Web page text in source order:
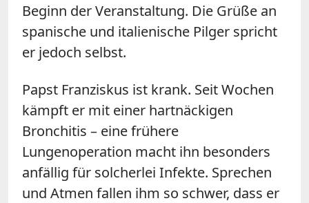
Beginn der Veranstaltung. Die Grüße an
spanische und italienische Pilger spricht
er jedoch selbst.
Papst Franziskus ist krank. Seit Wochen
kämpft er mit einer hartnäckigen
Bronchitis – eine frühere
Lungenoperation macht ihn besonders
anfällig für solcherlei Infekte. Sprechen
und Atmen fallen ihm so schwer, dass er